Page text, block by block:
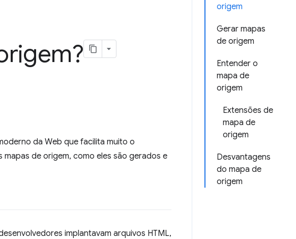
origem
Gerar mapas
de origem
Entender o
mapa de
origem
Extensões de
mapa de
origem
Desvantagens
do mapa de
origem
da Web que facilita muito o
de origem, como eles são gerados e
implantavam arquivos HTML,